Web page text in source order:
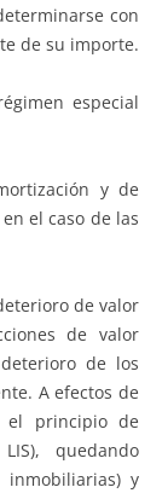
con
de su importe.
especial
y de
el caso de las
de valor
de valor
de los
A efectos de
el principio de
quedando
inmobiliarias) y